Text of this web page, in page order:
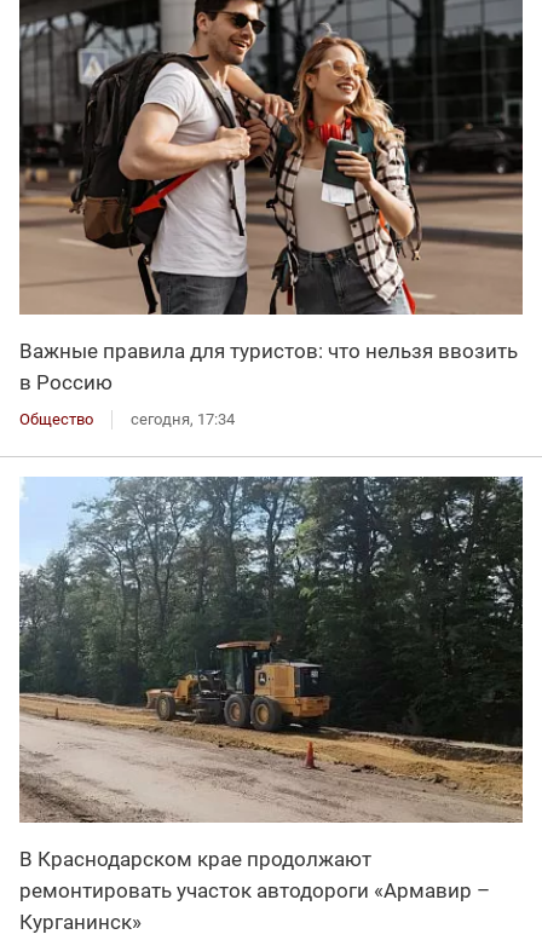
Важные правила для туристов: что нельзя ввозить
в Россию
Общество сегодня, 17:34
В Краснодарском крае продолжают
ремонтировать участок автодороги «Армавир –
Курганинск»